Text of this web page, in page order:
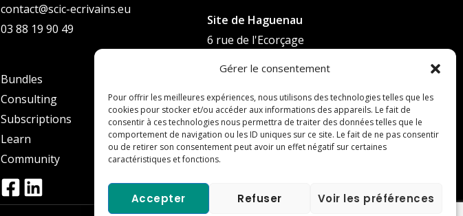
Gérer le consentement
Pour offrir les meilleures expériences, nous utilisons des technologies telles que les
cookies pour stocker et/ou accéder aux informations des appareils. Le fait de
consentir à ces technologies nous permettra de traiter des données telles que le
comportement de navigation ou les ID uniques sur ce site. Le fait de ne pas consentir
ou de retirer son consentement peut avoir un effet négatif sur certaines
caractéristiques et fonctions.
Accepter Refuser Voir les préférences
contact@scic-ecrivains.eu
03 88 19 90 49
Bundles
Consulting
Subscriptions
Learn
Community
Site de Haguenau
6 rue de l'Ecorçage